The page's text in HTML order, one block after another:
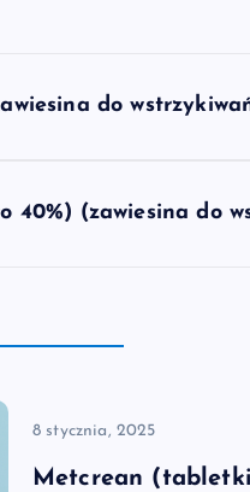
do
40%) (zawiesina do
8 stycznia, 2025
Metcrean